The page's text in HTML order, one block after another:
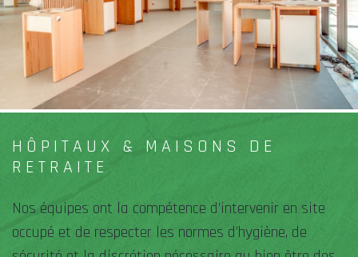
HÔPITAUX & MAISONS DE
RETRAITE
Nos équipes ont la compétence d’intervenir en site
occupé et de respecter les normes d’hygiène, de